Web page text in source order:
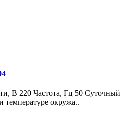
В 220 Частота, Гц 50 Суточный
температуре окружа..